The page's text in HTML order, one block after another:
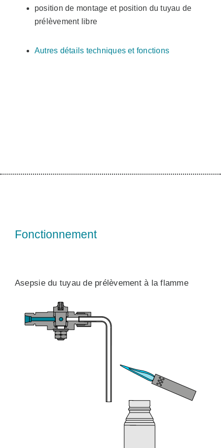
position de montage et position du tuyau de
prélèvement libre
Autres détails techniques et fonctions
Fonctionnement
Asepsie du tuyau de prélèvement à la flamme